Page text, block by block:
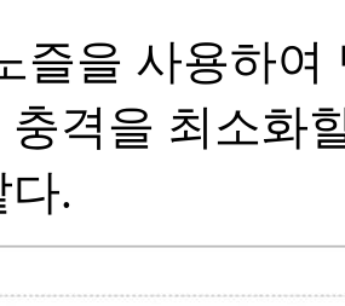
즐을 사용하
충격을 최소화
다.